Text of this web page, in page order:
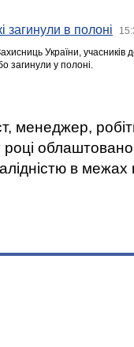
загинули в полоні
України,
загинули у полоні.
менеджер,
в межах